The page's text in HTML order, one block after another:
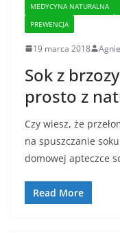
MEDYCYNA NATURALNA
PREWENCJA
19 marca 2018
Sok z
prosto z
Czy wiesz, że
na spuszczanie
domowej apteczce
Read More